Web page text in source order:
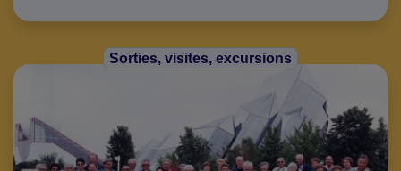
Sorties, visites, excursions